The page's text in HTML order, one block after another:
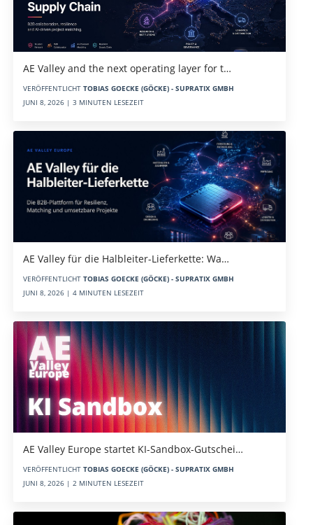
AE Valley and the next operating layer for t…
VERÖFFENTLICHT TOBIAS GOECKE (GÖCKE) - SUPRATIX GMBH
JUNI 8, 2026 | 3 MINUTEN LESEZEIT
AE Valley für die Halbleiter-Lieferkette: Wa…
VERÖFFENTLICHT TOBIAS GOECKE (GÖCKE) - SUPRATIX GMBH
JUNI 8, 2026 | 4 MINUTEN LESEZEIT
AE Valley Europe startet KI-Sandbox-Gutschei…
VERÖFFENTLICHT TOBIAS GOECKE (GÖCKE) - SUPRATIX GMBH
JUNI 8, 2026 | 2 MINUTEN LESEZEIT